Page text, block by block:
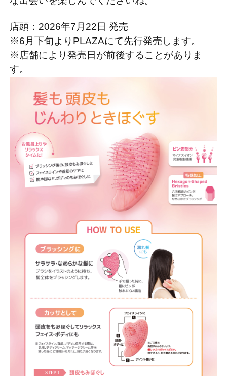
店頭：2026年7月22日 発売
※6月下旬よりPLAZAにて先行発売します。
※店舗により発売日が前後することがありま
す。